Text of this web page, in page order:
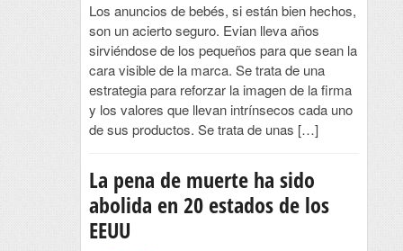
Los anuncios de bebés, si están bien hechos,
son un acierto seguro. Evian lleva años
sirviéndose de los pequeños para que sean la
cara visible de la marca. Se trata de una
estrategia para reforzar la imagen de la firma
y los valores que llevan intrínsecos cada uno
de sus productos. Se trata de unas […]
La pena de muerte ha sido
abolida en 20 estados de los
EEUU